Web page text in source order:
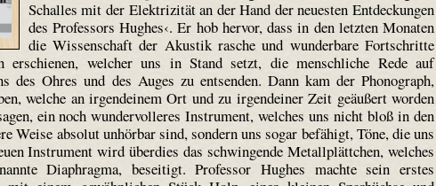
Schalles mit der Elektrizität an der Hand der neuesten Entdeckungen
des Professors Hughes‹. Er hob hervor, dass in den letzten Monaten
die Wissenschaft der Akustik rasche und wunderbare Fortschritte
erschienen, welcher uns in Stand setzt, die menschliche Rede auf
des Ohres und des Auges zu entsenden. Dann kam der Phonograph,
welche an irgendeinem Ort und zu irgendeiner Zeit geäußert worden
ein noch wundervolleres Instrument, welches uns nicht bloß in den
Weise absolut unhörbar sind, sondern uns sogar befähigt, Töne, die uns
Instrument wird überdies das schwingende Metallplättchen, welches
Diaphragma, beseitigt. Professor Hughes machte sein erstes